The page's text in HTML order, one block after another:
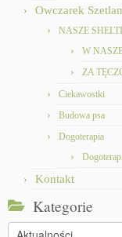
Owczarek
NASZE
W
ZA
Ciekawostki
Budowa psa
Dogoterapia
Kontakt
Kategorie
Kategorie